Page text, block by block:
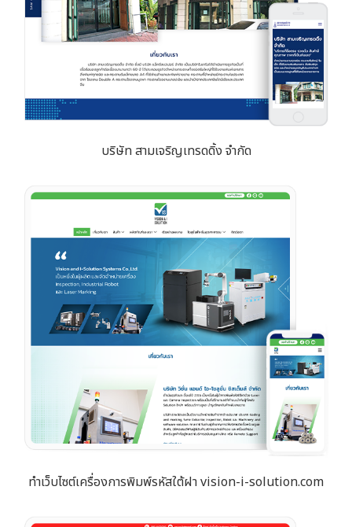
บริษัท สามเจริญเทรดดิ้ง จำกัด
ทำเว็บไซต์เครื่องการพิมพ์รหัสใต้ฝา vision-i-solution.com